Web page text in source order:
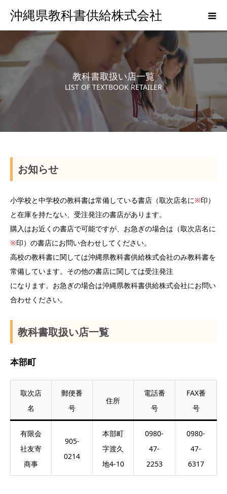
沖縄県教科書供給株式会社
教科書取扱い店一覧
LIST OF TEXTBOOK RETAILER
お知らせ
小学校と中学校の教科書は常備している書店（取次店名に※印）
と在庫を持たない、受注発注の書店があります。
購入はお近くの書店で可能ですが、お急ぎの場合は（取次店名に
※印）の書店にお問い合わせしてください。
高校の教科書に関しては沖縄県教科書供給株式会社のみ教科書を
常備しています。その他の書店に関しては受注発注
になります。お急ぎの場合は沖縄県教科書供給株式会社にお問い
合わせください。
教科書取扱い店一覧
本部町
取次店
名
郵便番
号
住所
電話番
号
FAX番
号
有限会
社友寄
商事
905-
0214
本部町
字渡久
地4-10
0980-
47-
2253
0980-
47-
6317